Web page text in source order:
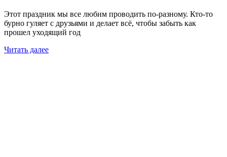
Этот праздник мы все любим проводить по-разному. Кто-то
бурно гуляет с друзьями и делает всё, чтобы забыть как
прошел уходящий год
Читать далее